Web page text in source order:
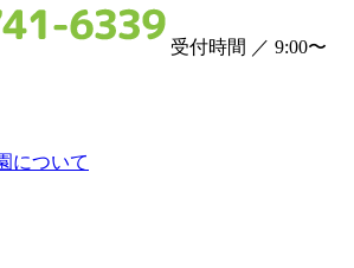
受付時間 ／ 9:00〜
について